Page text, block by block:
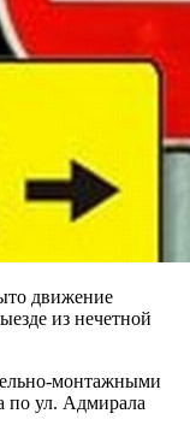
движение
из нечетной
монтажными
по ул. Адмирала